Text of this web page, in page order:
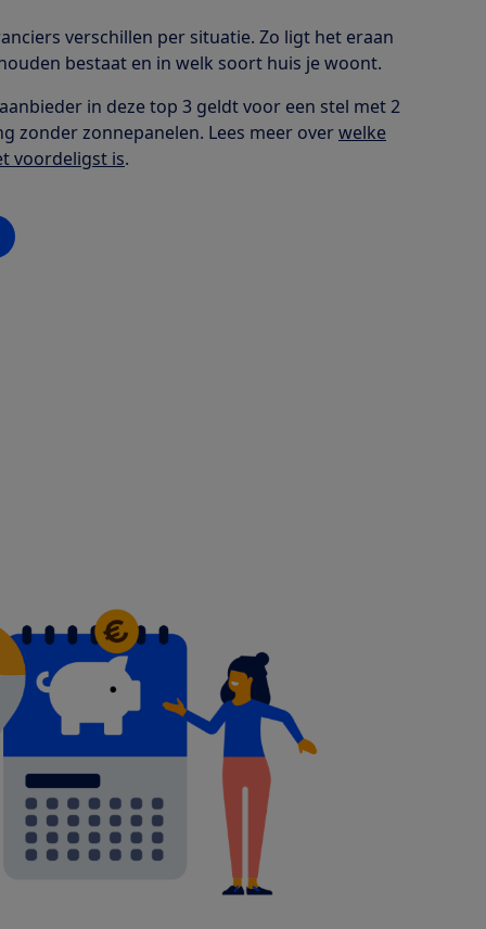
verschillen per situatie. Zo ligt het eraan
bestaat en in welk soort huis je woont.
in deze top 3 geldt voor een stel met 2
zonder zonnepanelen. Lees meer overwelke
voordeligst is.